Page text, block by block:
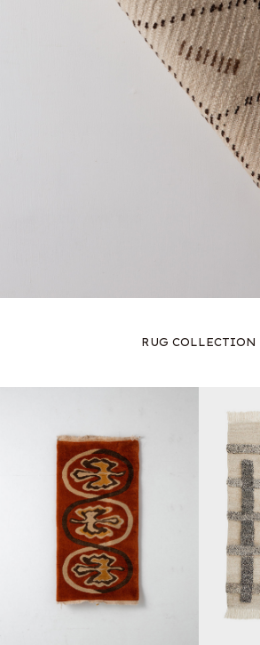
RUG COLLECTION